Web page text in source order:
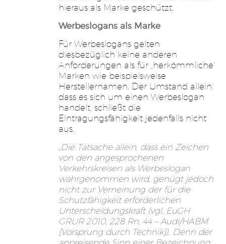
hieraus als Marke geschützt.
Werbeslogans als Marke
Für Werbeslogans gelten
diesbezüglich keine anderen
Anforderungen als für „herkömmliche“
Marken wie beispielsweise
Herstellernamen. Der Umstand allein,
dass es sich um einen Werbeslogan
handelt, schließt die
Eintragungsfähigkeit jedenfalls nicht
aus.
„Die Tatsache allein, dass ein Zeichen
von den angesprochenen
Verkehrskreisen als Werbeslogan
wahrgenommen wird, genügt jedoch
nicht zur Verneinung der für die
Schutzfähigkeit erforderlichen
Unterscheidungskraft (vgl. EuGH
GRUR 2010, 228 Rn. 44 – Audi/HABM
[Vorsprung durch Technik]). Denn der